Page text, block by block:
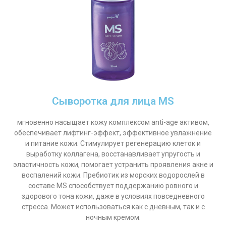
Сыворотка для лица MS
мгновенно насыщает кожу комплексом anti-age активом,
обеспечивает лифтинг-эффект, эффективное увлажнение
и питание кожи. Стимулирует регенерацию клеток и
выработку коллагена, восстанавливает упругость и
эластичность кожи, помогает устранить проявления акне и
воспалений кожи. Пребиотик из морских водорослей в
составе MS способствует поддержанию ровного и
здорового тона кожи, даже в условиях повседневного
стресса. Может использоваться как с дневным, так и с
ночным кремом.